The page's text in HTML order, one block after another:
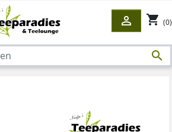

 shopping_cart (0)